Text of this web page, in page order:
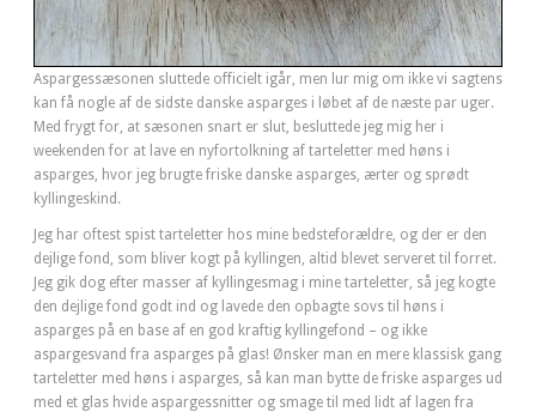
Aspargessæsonen sluttede officielt igår, men lur mig om ikke vi sagtens
kan få nogle af de sidste danske asparges i løbet af de næste par uger.
Med frygt for, at sæsonen snart er slut, besluttede jeg mig her i
weekenden for at lave en nyfortolkning af tarteletter med høns i
asparges, hvor jeg brugte friske danske asparges, ærter og sprødt
kyllingeskind.
Jeg har oftest spist tarteletter hos mine bedsteforældre, og der er den
dejlige fond, som bliver kogt på kyllingen, altid blevet serveret til forret.
Jeg gik dog efter masser af kyllingesmag i mine tarteletter, så jeg kogte
den dejlige fond godt ind og lavede den opbagte sovs til høns i
asparges på en base af en god kraftig kyllingefond – og ikke
aspargesvand fra asparges på glas! Ønsker man en mere klassisk gang
tarteletter med høns i asparges, så kan man bytte de friske asparges ud
med et glas hvide aspargessnitter og smage til med lidt af lagen fra